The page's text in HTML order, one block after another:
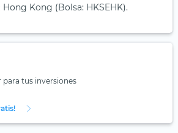
Kong (Bolsa: HKSEHK).
tus inversiones